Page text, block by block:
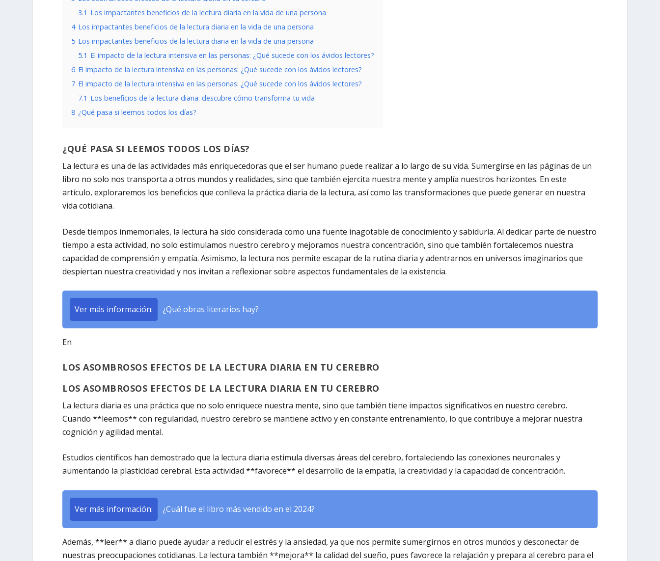
3.1 Los impactantes beneficios de la lectura diaria en la vida de una persona
4 Los impactantes beneficios de la lectura diaria en la vida de una persona
5 Los impactantes beneficios de la lectura diaria en la vida de una persona
5.1 El impacto de la lectura intensiva en las personas: ¿Qué sucede con los ávidos lectores?
6 El impacto de la lectura intensiva en las personas: ¿Qué sucede con los ávidos lectores?
7 El impacto de la lectura intensiva en las personas: ¿Qué sucede con los ávidos lectores?
7.1 Los beneficios de la lectura diaria: descubre cómo transforma tu vida
8 ¿Qué pasa si leemos todos los días?
¿QUÉ PASA SI LEEMOS TODOS LOS DÍAS?
La lectura es una de las actividades más enriquecedoras que el ser humano puede realizar a lo largo de su vida. Sumergirse en las páginas de un
libro no solo nos transporta a otros mundos y realidades, sino que también ejercita nuestra mente y amplía nuestros horizontes. En este
artículo, exploraremos los beneficios que conlleva la práctica diaria de la lectura, así como las transformaciones que puede generar en nuestra
vida cotidiana.
Desde tiempos inmemoriales, la lectura ha sido considerada como una fuente inagotable de conocimiento y sabiduría. Al dedicar parte de nuestro
tiempo a esta actividad, no solo estimulamos nuestro cerebro y mejoramos nuestra concentración, sino que también fortalecemos nuestra
capacidad de comprensión y empatía. Asimismo, la lectura nos permite escapar de la rutina diaria y adentrarnos en universos imaginarios que
despiertan nuestra creatividad y nos invitan a reflexionar sobre aspectos fundamentales de la existencia.
Ver más información: ¿Qué obras literarios hay?
En
LOS ASOMBROSOS EFECTOS DE LA LECTURA DIARIA EN TU CEREBRO
LOS ASOMBROSOS EFECTOS DE LA LECTURA DIARIA EN TU CEREBRO
La lectura diaria es una práctica que no solo enriquece nuestra mente, sino que también tiene impactos significativos en nuestro cerebro.
Cuando **leemos** con regularidad, nuestro cerebro se mantiene activo y en constante entrenamiento, lo que contribuye a mejorar nuestra
cognición y agilidad mental.
Estudios científicos han demostrado que la lectura diaria estimula diversas áreas del cerebro, fortaleciendo las conexiones neuronales y
aumentando la plasticidad cerebral. Esta actividad **favorece** el desarrollo de la empatía, la creatividad y la capacidad de concentración.
Ver más información: ¿Cuál fue el libro más vendido en el 2024?
Además, **leer** a diario puede ayudar a reducir el estrés y la ansiedad, ya que nos permite sumergirnos en otros mundos y desconectar de
nuestras preocupaciones cotidianas. La lectura también **mejora** la calidad del sueño, pues favorece la relajación y prepara al cerebro para el